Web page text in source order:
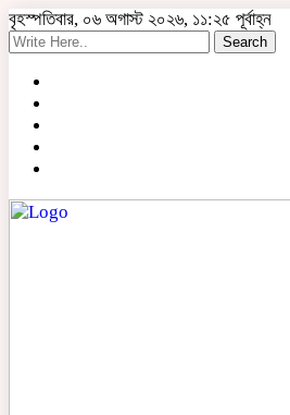
বৃহস্পতিবার, ০৬ অগাস্ট ২০২৬, ১১:২৫ পূর্বাহ্ন
Search